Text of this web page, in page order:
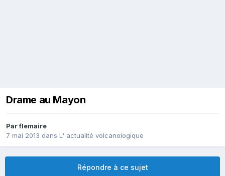
Drame au Mayon
Parflemaire
7 mai 2013 dans L' actualité volcanologique
Répondre à ce sujet